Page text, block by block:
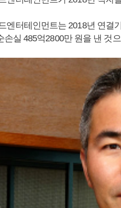
엔터테인먼트는 2018년 연결
손실 485억2800만 원을 낸 것